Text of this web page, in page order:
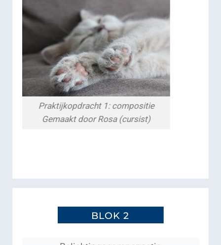
Praktijkopdracht 1: compositie
Gemaakt door Rosa (cursist)
BLOK 2